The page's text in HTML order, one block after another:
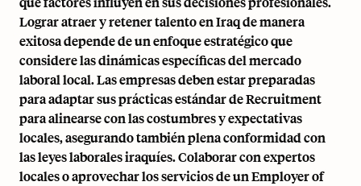
Lograr atraer y retener talento en Iraq de manera
exitosa depende de un enfoque estratégico que
considere las dinámicas específicas del mercado
laboral local. Las empresas deben estar preparadas
para adaptar sus prácticas estándar de Recruitment
para alinearse con las costumbres y expectativas
locales, asegurando también plena conformidad con
las leyes laborales iraquíes. Colaborar con expertos
locales o aprovechar los servicios de un Employer of